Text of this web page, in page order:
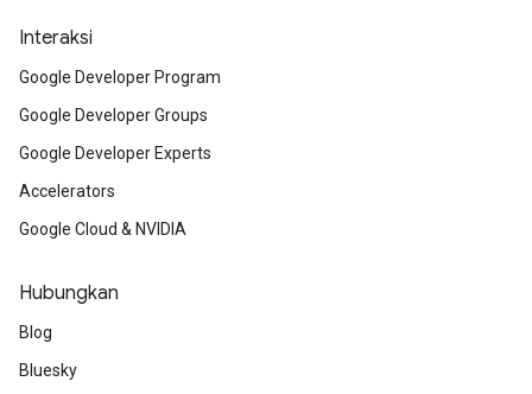
Interaksi
Google Developer Program
Google Developer Groups
Google Developer Experts
Accelerators
Google Cloud & NVIDIA
Hubungkan
Blog
Bluesky